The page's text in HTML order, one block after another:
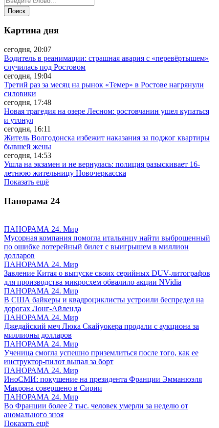
Картина дня
сегодня, 20:07
Водитель в реанимации: страшная авария с «перевёртышем»
случилась под Ростовом
сегодня, 19:04
Третий раз за месяц на рынок «Темер» в Ростове нагрянули
силовики
сегодня, 17:48
Новая трагедия на озере Лесном: ростовчанин ушел купаться
и утонул
сегодня, 16:11
Житель Волгодонска избежит наказания за поджог квартиры
бывшей жены
сегодня, 14:53
Ушла на экзамен и не вернулась: полиция разыскивает 16-
летнюю жительницу Новочеркасска
Показать ещё
Панорама 24
ПАНОРАМА 24. Мир
Мусорная компания помогла итальянцу найти выброшенный
по ошибке лотерейный билет с выигрышем в миллион
долларов
ПАНОРАМА 24. Мир
Завление Китая о выпуске своих серийных DUV-литографов
для производства микросхем обвалило акции NVidia
ПАНОРАМА 24. Мир
В США байкеры и квадроциклисты устроили беспредел на
дорогах Лонг-Айленда
ПАНОРАМА 24. Мир
Джедайский меч Люка Скайуокера продали с аукциона за
миллионы долларов
ПАНОРАМА 24. Мир
Ученица смогла успешно приземлиться после того, как ее
инструктор-пилот выпал за борт
ПАНОРАМА 24. Мир
ИноСМИ: покушение на президента Франции Эмманюэля
Макрона совершено в Сирии
ПАНОРАМА 24. Мир
Во Франции более 2 тыс. человек умерли за неделю от
аномального зноя
Показать ещё